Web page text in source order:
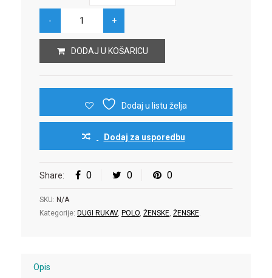
DODAJ U KOŠARICU
Dodaj u listu želja
Dodaj za usporedbu
Share: 0 0 0
SKU: N/A
Kategorije: DUGI RUKAV, POLO, ŽENSKE, ŽENSKE.
Opis